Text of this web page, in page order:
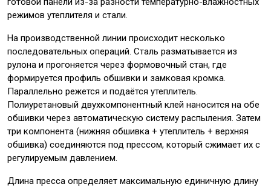
режимов утеплителя и стали.
На производственной линии происходит несколько
последовательных операций. Сталь разматывается из
рулона и прогоняется через формовочный стан, где
формируется профиль обшивки и замковая кромка.
Параллельно режется и подаётся утеплитель.
Полиуретановый двухкомпонентный клей наносится на обе
обшивки через автоматическую систему распыления. Затем
три компонента (нижняя обшивка + утеплитель + верхняя
обшивка) соединяются под прессом, который сжимает их с
регулируемым давлением.
Длина пресса определяет максимальную единичную длину